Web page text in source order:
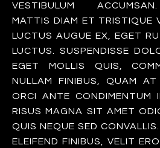
VESTIBULUM
MATTIS DIAM ET TRISTIQUE
LUCTUS AUGUE EX, EGET
LUCTUS. SUSPENDISSE
EGET MOLLIS QUIS,
NULLAM FINIBUS, QUAM AT
ORCI ANTE CONDIMENTUM
RISUS MAGNA SIT AMET
QUIS NEQUE SED
ELEIFEND FINIBUS, VELIT